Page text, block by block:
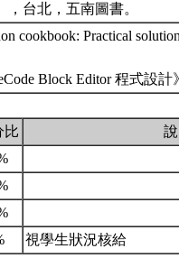
，台北，五南圖書。
cookbook: Practical
Block Editor 程式設
比
視學生狀況核給